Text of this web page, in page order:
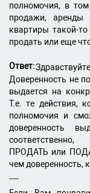
полномочия, в
продажи, аренды
квартиры такой-
продать или еще
Ответ:
Доверенность не
выдается на
Т.е. те действия,
полномочия и
доверенность
ПРОДАТЬ или
чем доверенность,
----